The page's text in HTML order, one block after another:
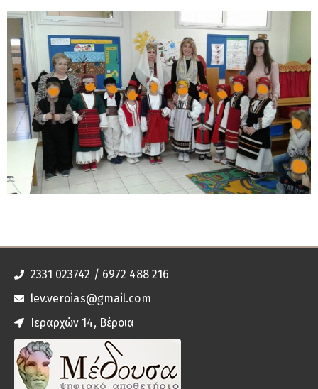
2331 023742 / 6972 488 216
lev.veroias@gmail.com
Ιεραρχών 14, Βέροια